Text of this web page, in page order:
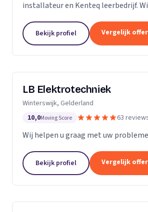
installateur en Kenteq leerbedrijf.
Utrecht.Bekijk profiel Vergelijk
LB Elektrotechniek
Winterswijk, Gelderland
10,0Moving Score 63
Wij helpen u graag met uw
Bekijk profiel Vergelijk